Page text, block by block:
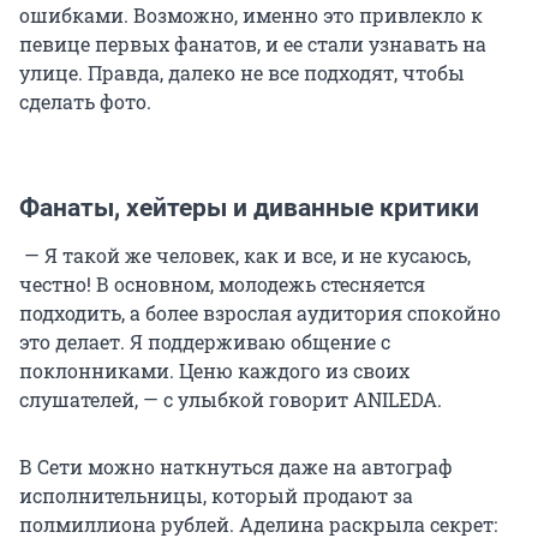
ошибками. Возможно, именно это привлекло к
певице первых фанатов, и ее стали узнавать на
улице. Правда, далеко не все подходят, чтобы
сделать фото.
Фанаты, хейтеры и диванные критики
— Я такой же человек, как и все, и не кусаюсь,
честно! В основном, молодежь стесняется
подходить, а более взрослая аудитория спокойно
это делает. Я поддерживаю общение с
поклонниками. Ценю каждого из своих
слушателей, — с улыбкой говорит ANILEDA.
В Сети можно наткнуться даже на автограф
исполнительницы, который продают за
полмиллиона рублей. Аделина раскрыла секрет: